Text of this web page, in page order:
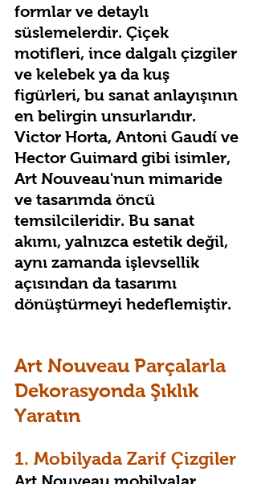
formlar ve detaylı
süslemelerdir. Çiçek
motifleri, ince dalgalı çizgiler
ve kelebek ya da kuş
figürleri, bu sanat anlayışının
en belirgin unsurlarıdır.
Victor Horta, Antoni Gaudí ve
Hector Guimard gibi isimler,
Art Nouveau'nun mimaride
ve tasarımda öncü
temsilcileridir. Bu sanat
akımı, yalnızca estetik değil,
aynı zamanda işlevsellik
açısından da tasarımı
dönüştürmeyi hedeflemiştir.
Art Nouveau Parçalarla
Dekorasyonda Şıklık
Yaratın
1. Mobilyada Zarif Çizgiler